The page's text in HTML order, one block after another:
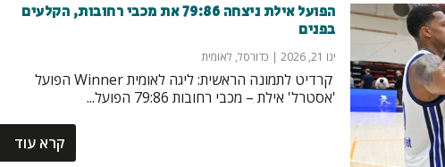
הפועל אילת ניצחה 79:86 את מכבי רחובות, הקלעים
בפנים
ינו 21, 2026 | כדורסל, לאומית
‏ קרדיט לתמונה הראשית: ליגה לאומית Winner הפועל
'אסטרל' אילת – מכבי רחובות 79:86 הפועל...
קרא עוד